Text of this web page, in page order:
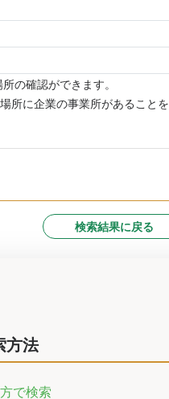
の確認ができます。
所に企業の事業所があることを
検索結果に戻る
方法
で検索